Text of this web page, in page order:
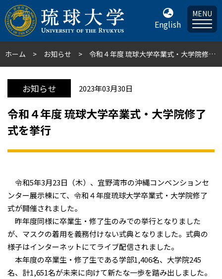
English
MENU
ホーム お知らせ 令和４年度 琉球大学卒業式・大学院修了式を挙行
お知らせ 2023年03月30日
令和４年度 琉球大学卒業式・大学院修了
式を挙行
令和5年3月23日（木）、宜野湾市の沖縄コンベンションセ
ンター展示棟にて、令和４年度琉球大学卒業式・大学院修了
式が開催されました。
昨年度同様に卒業生・修了生のみでの挙行となりました
が、マスクの着用を義務付けない式典となりました。式典の
様子はインターネットにてライブ配信されました。
本年度の卒業生・修了生である学部1,406名、大学院245
名、計1,651名が未来に向けて新たな一歩を踏み出しました。